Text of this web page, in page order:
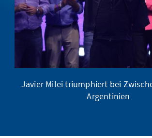
Javier Milei triumphiert bei
Argentinien